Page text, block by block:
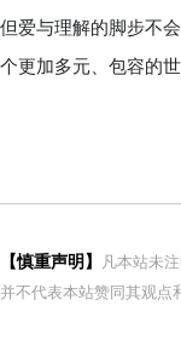
但爱与理解的脚步不
个更加多元、包容的世
【慎重声明】
凡本站未
并不代表本站赞同其观点